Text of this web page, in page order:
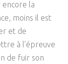
encore la
moins il est
et de
à l’épreuve
de fuir son